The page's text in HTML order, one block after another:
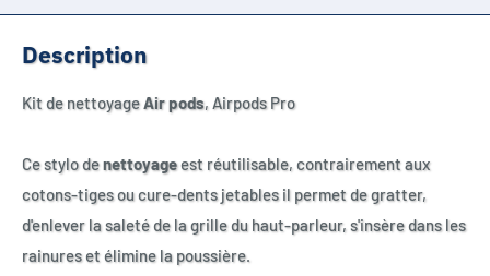
Description
Kit de nettoyageAir pods, Airpods Pro
Ce stylo denettoyageest réutilisable, contrairement aux
cotons-tiges ou cure-dents jetables il permet de gratter,
d'enlever la saleté de la grille du haut-parleur, s'insère dans les
rainures et élimine la poussière.